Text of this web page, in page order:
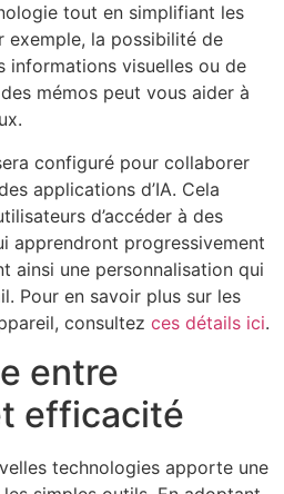
tout en simplifiant les
exemple, la possibilité de
informations visuelles ou de
mémos peut vous aider à
configuré pour collaborer
applications d’IA. Cela
d’accéder à des
apprendront progressivement
ainsi une personnalisation qui
Pour en savoir plus sur les
consultez ces détails ici.
entre
efficacité
technologies apporte une